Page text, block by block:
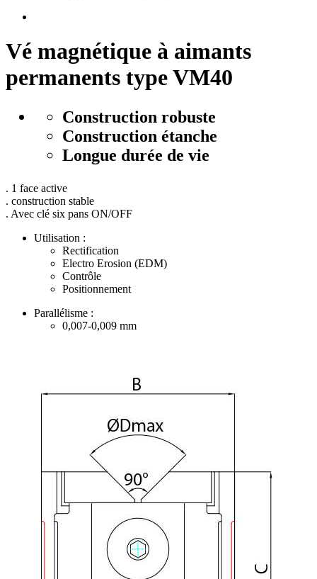
Vé magnétique à aimants
permanents type VM40
Construction robuste
Construction étanche
Longue durée de vie
. 1 face active
. construction stable
. Avec clé six pans ON/OFF
Utilisation :
Rectification
Electro Erosion (EDM)
Contrôle
Positionnement
Parallélisme :
0,007-0,009 mm